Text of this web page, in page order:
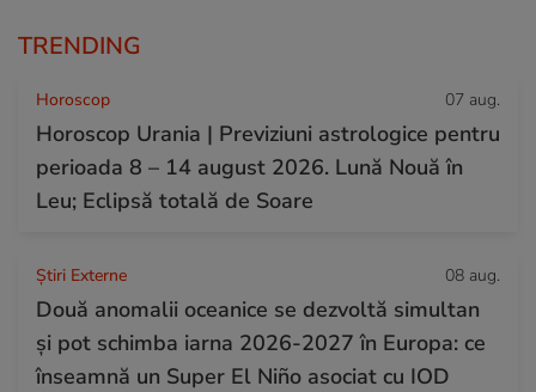
TRENDING
Horoscop 07 aug.
Horoscop Urania | Previziuni astrologice pentru
perioada 8 – 14 august 2026. Lună Nouă în
Leu; Eclipsă totală de Soare
Știri Externe 08 aug.
Două anomalii oceanice se dezvoltă simultan
și pot schimba iarna 2026-2027 în Europa: ce
înseamnă un Super El Niño asociat cu IOD